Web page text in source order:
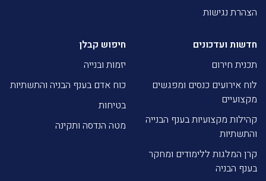
הצהרת נגישות
חדשות ועדכונים
תכנית חירום
לוח אירועים כנסים ומפגשים
מקצועיים
קהילות מקצועיות בענף הבנייה
והתשתיות
קרן המלגות ללימודים ומחקר
בענף הבניה
חיפוש קבלן
יזמות ובנייה
כוח אדם בענף הבניה והתשתיות
בטיחות
מטה הנדסה ותקינה